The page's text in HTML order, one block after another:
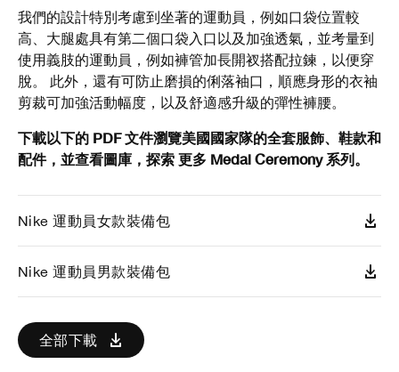
我們的設計特別考慮到坐著的運動員，例如口袋位置較
高、大腿處具有第二個口袋入口以及加強透氣，並考量到
使用義肢的運動員，例如褲管加長開衩搭配拉鍊，以便穿
脫。 此外，還有可防止磨損的俐落袖口，順應身形的衣袖
剪裁可加強活動幅度，以及舒適感升級的彈性褲腰。
下載以下的 PDF 文件瀏覽美國國家隊的全套服飾、鞋款和
配件，並查看圖庫，探索 更多 Medal Ceremony 系列。
Nike 運動員女款裝備包
Nike 運動員男款裝備包
全部下載